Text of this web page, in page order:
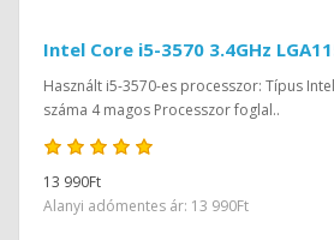
Intel Core i5-3570 3.4GHz
Használt i5-3570-es processzor: Típus
száma 4 magos Processzor foglal..
13 990Ft
Alanyi adómentes ár: 13 990Ft